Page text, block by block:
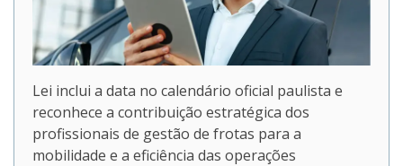
Lei inclui a data no calendário oficial paulista e
reconhece a contribuição estratégica dos
profissionais de gestão de frotas para a
mobilidade e a eficiência das operações